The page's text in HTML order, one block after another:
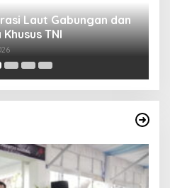
Laut Gabungan dan
TNI